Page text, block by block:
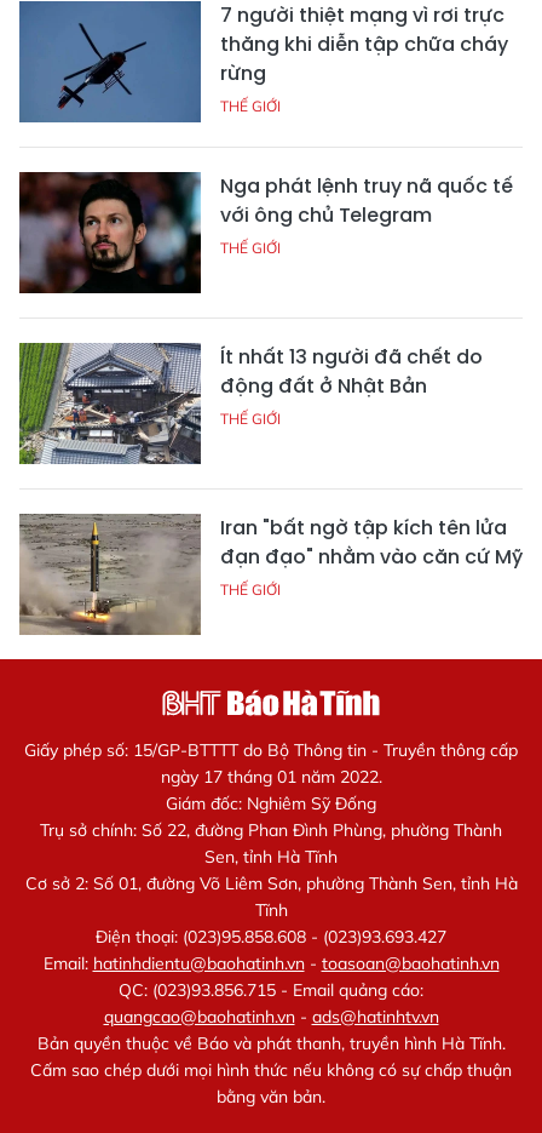
7 người thiệt mạng vì rơi trực
thăng khi diễn tập chữa cháy
rừng
THẾ GIỚI
Nga phát lệnh truy nã quốc tế
với ông chủ Telegram
THẾ GIỚI
Ít nhất 13 người đã chết do
động đất ở Nhật Bản
THẾ GIỚI
Iran "bất ngờ tập kích tên lửa
đạn đạo" nhằm vào căn cứ Mỹ
THẾ GIỚI
Giấy phép số: 15/GP-BTTTT do Bộ Thông tin - Truyền thông cấp
ngày 17 tháng 01 năm 2022.
Giám đốc: Nghiêm Sỹ Đống
Trụ sở chính: Số 22, đường Phan Đình Phùng, phường Thành
Sen, tỉnh Hà Tĩnh
Cơ sở 2: Số 01, đường Võ Liêm Sơn, phường Thành Sen, tỉnh Hà
Tĩnh
Điện thoại: (023)95.858.608 - (023)93.693.427
Email: hatinhdientu@baohatinh.vn- toasoan@baohatinh.vn
QC: (023)93.856.715 - Email quảng cáo:
quangcao@baohatinh.vn- ads@hatinhtv.vn
Bản quyền thuộc về Báo và phát thanh, truyền hình Hà Tĩnh.
Cấm sao chép dưới mọi hình thức nếu không có sự chấp thuận
bằng văn bản.